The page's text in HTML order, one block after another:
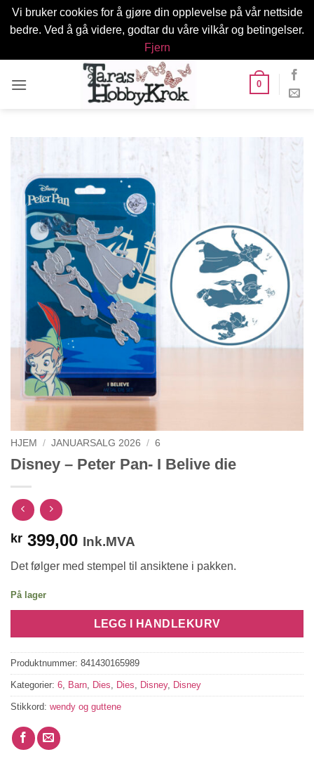
Vi bruker cookies for å gjøre din opplevelse på vår nettside
bedre. Ved å gå videre, godtar du våre vilkår og betingelser.
Fjern
0
HJEM / JANUARSALG 2026 / 6
Disney – Peter Pan- I Belive die
kr 399,00 Ink.MVA
Det følger med stempel til ansiktene i pakken.
På lager
LEGG I HANDLEKURV
Produktnummer: 841430165989
Kategorier: 6 Barn Dies Dies Disney, Disney
Stikkord: wendy og guttene